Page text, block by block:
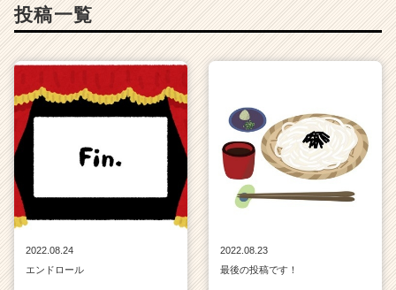
投稿一覧
2022.08.24
エンドロール
2022.08.23
最後の投稿です！